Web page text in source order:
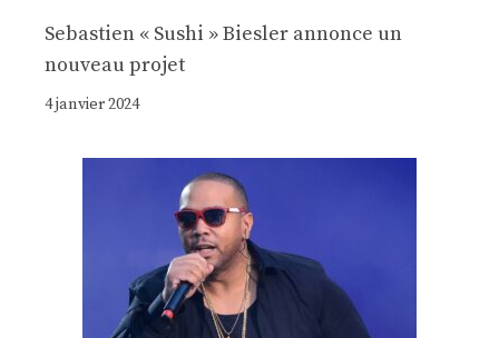
Sebastien « Sushi » Biesler annonce un
nouveau projet
4 janvier 2024